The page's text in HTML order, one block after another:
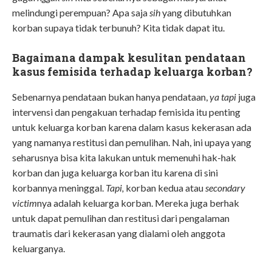
melindungi perempuan? Apa sajasihyang dibutuhkan
korban supaya tidak terbunuh? Kita tidak dapat itu.
Bagaimana dampak kesulitan pendataan
kasus femisida terhadap keluarga korban?
Sebenarnya pendataan bukan hanya pendataan,yatapi juga
intervensi dan pengakuan terhadap femisida itu penting
untuk keluarga korban karena dalam kasus kekerasan ada
yang namanya restitusi dan pemulihan. Nah, ini upaya yang
seharusnya bisa kita lakukan untuk memenuhi hak-hak
korban dan juga keluarga korban itu karena di sini
korbannya meninggal. Tapi, korban kedua atausecondary
victimnya adalah keluarga korban. Mereka juga berhak
untuk dapat pemulihan dan restitusi dari pengalaman
traumatis dari kekerasan yang dialami oleh anggota
keluarganya.